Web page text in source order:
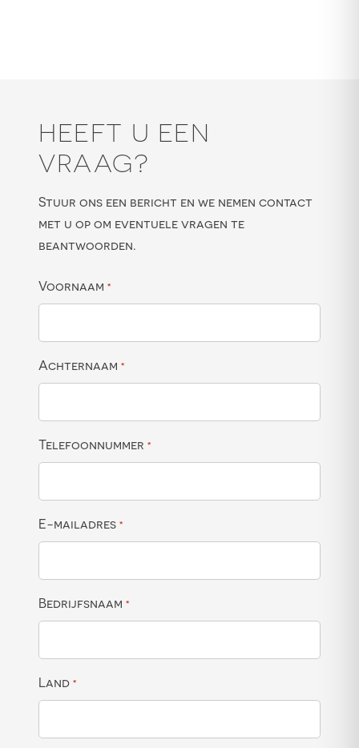
HEEFT U EEN
VRAAG?
Stuur ons een bericht en we nemen contact
met u op om eventuele vragen te
beantwoorden.
Voornaam *
Achternaam *
Telefoonnummer *
E-mailadres *
Bedrijfsnaam *
Land *